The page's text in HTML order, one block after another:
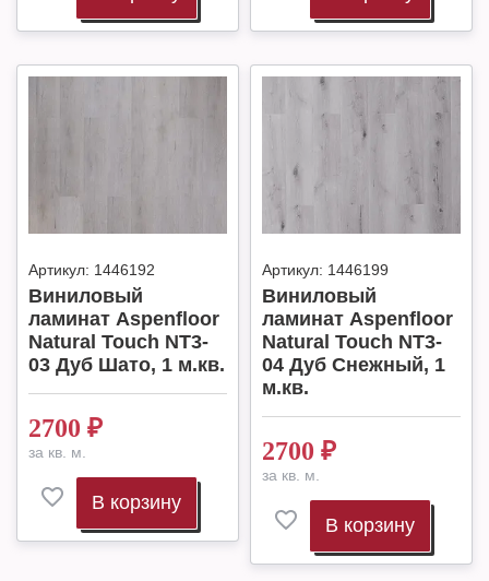
Артикул: 1446192
Виниловый
ламинат Aspenfloor
Natural Touch NT3-
03 Дуб Шато, 1 м.кв.
2700 ₽
за кв. м.
В корзину
Артикул: 1446199
Виниловый
ламинат Aspenfloor
Natural Touch NT3-
04 Дуб Снежный, 1
м.кв.
2700 ₽
за кв. м.
В корзину